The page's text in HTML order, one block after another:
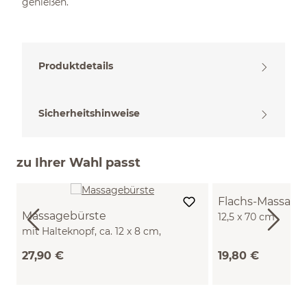
Produktdetails
Sicherheitshinweise
zu Ihrer Wahl passt
Massagebürste
mit Halteknopf, ca. 12 x 8 cm,
27,90 €
Flachs-
12,5 x 70 cm
19,80 €